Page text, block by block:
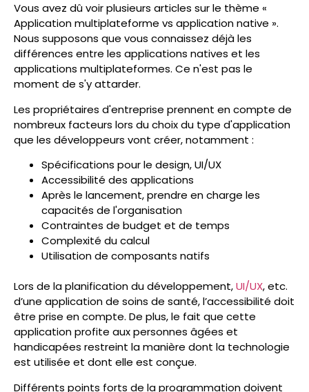
Vous avez dû voir plusieurs articles sur le thème «
Application multiplateforme vs application native ».
Nous supposons que vous connaissez déjà les
différences entre les applications natives et les
applications multiplateformes. Ce n'est pas le
moment de s'y attarder.
Les propriétaires d'entreprise prennent en compte de
nombreux facteurs lors du choix du type d'application
que les développeurs vont créer, notamment :
Spécifications pour le design, UI/UX
Accessibilité des applications
Après le lancement, prendre en charge les
capacités de l'organisation
Contraintes de budget et de temps
Complexité du calcul
Utilisation de composants natifs
Lors de la planification du développement,UI/UX, etc.
d’une application de soins de santé, l’accessibilité doit
être prise en compte. De plus, le fait que cette
application profite aux personnes âgées et
handicapées restreint la manière dont la technologie
est utilisée et dont elle est conçue.
Différents points forts de la programmation doivent